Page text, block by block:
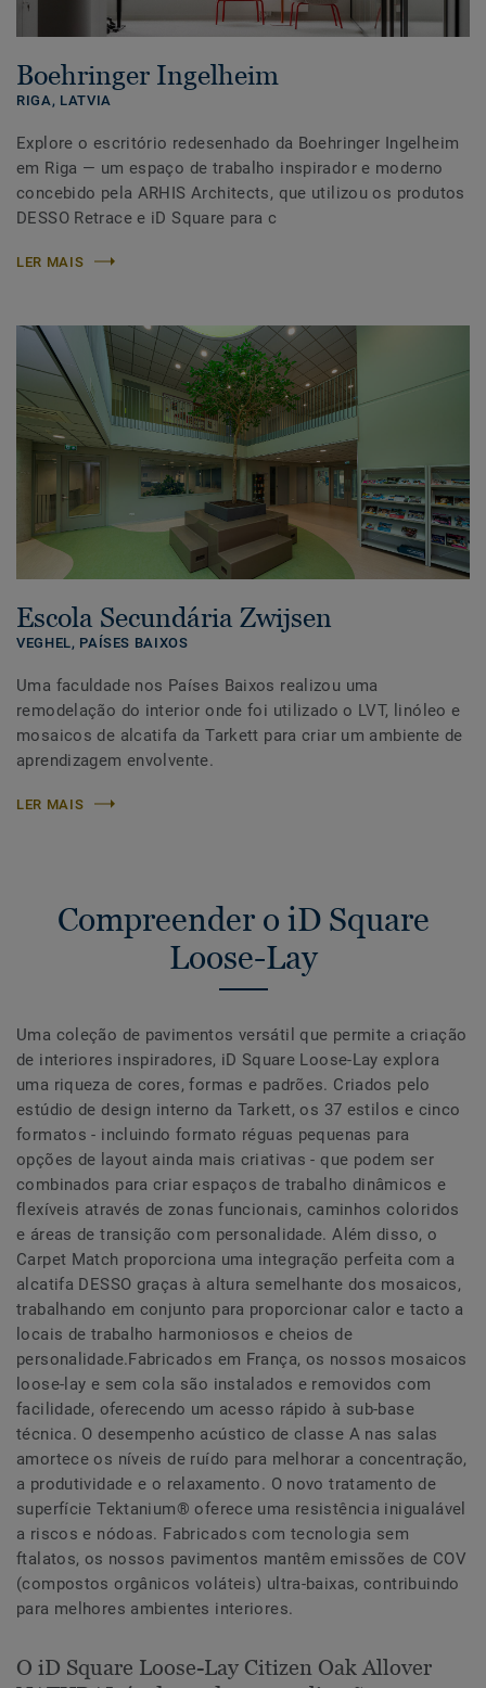
Boehringer Ingelheim
RIGA, LATVIA
Explore o escritório redesenhado da Boehringer Ingelheim
em Riga — um espaço de trabalho inspirador e moderno
concebido pela ARHIS Architects, que utilizou os produtos
DESSO Retrace e iD Square para c
LER MAIS
Escola Secundária Zwijsen
VEGHEL, PAÍSES BAIXOS
Uma faculdade nos Países Baixos realizou uma
remodelação do interior onde foi utilizado o LVT, linóleo e
mosaicos de alcatifa da Tarkett para criar um ambiente de
aprendizagem envolvente.
LER MAIS
Compreender o iD Square
Loose-Lay
Uma coleção de pavimentos versátil que permite a criação
de interiores inspiradores, iD Square Loose-Lay explora
uma riqueza de cores, formas e padrões. Criados pelo
estúdio de design interno da Tarkett, os 37 estilos e cinco
formatos - incluindo formato réguas pequenas para
opções de layout ainda mais criativas - que podem ser
combinados para criar espaços de trabalho dinâmicos e
flexíveis através de zonas funcionais, caminhos coloridos
e áreas de transição com personalidade. Além disso, o
Carpet Match proporciona uma integração perfeita com a
alcatifa DESSO graças à altura semelhante dos mosaicos,
trabalhando em conjunto para proporcionar calor e tacto a
locais de trabalho harmoniosos e cheios de
personalidade.Fabricados em França, os nossos mosaicos
loose-lay e sem cola são instalados e removidos com
facilidade, oferecendo um acesso rápido à sub-base
técnica. O desempenho acústico de classe A nas salas
amortece os níveis de ruído para melhorar a concentração,
a produtividade e o relaxamento. O novo tratamento de
superfície Tektanium® oferece uma resistência inigualável
a riscos e nódoas. Fabricados com tecnologia sem
ftalatos, os nossos pavimentos mantêm emissões de COV
(compostos orgânicos voláteis) ultra-baixas, contribuindo
para melhores ambientes interiores.
O iD Square Loose-Lay Citizen Oak Allover